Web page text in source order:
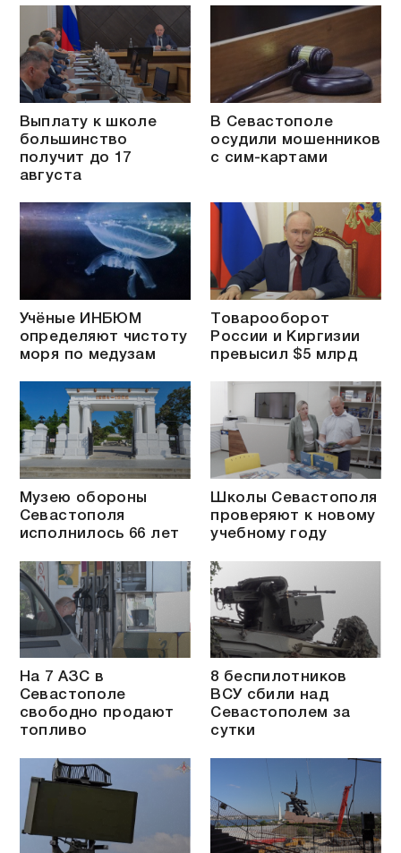
Выплату к школе
большинство
получит до 17
августа
В Севастополе
осудили мошенников
с сим-картами
Учёные ИНБЮМ
определяют чистоту
моря по медузам
Товарооборот
России и Киргизии
превысил $5 млрд
Музею обороны
Севастополя
исполнилось 66 лет
Школы Севастополя
проверяют к новому
учебному году
На 7 АЗС в
Севастополе
свободно продают
топливо
8 беспилотников
ВСУ сбили над
Севастополем за
сутки